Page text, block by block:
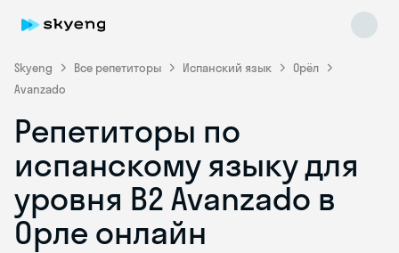
Skyeng Все репетиторы Испанский язык
Орёл
Avanzado
Репетиторы по
испанскому языку для
уровня B2 Avanzado в
Орле онлайн
Skyeng Chat